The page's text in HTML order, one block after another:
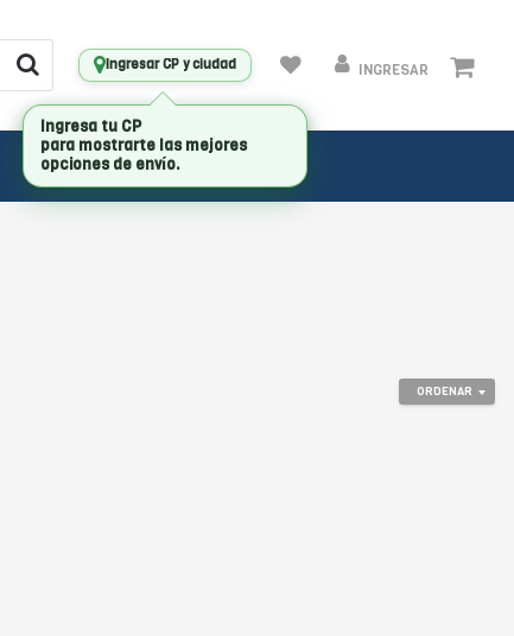
Ingresar CP y ciudad INGRESAR
ORDENAR
Ingresa tu CP
para mostrarte las mejores
opciones de envío.